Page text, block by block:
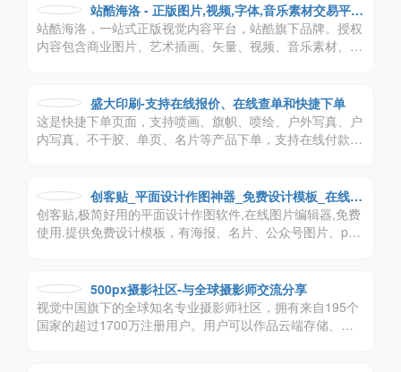
站酷海洛 - 正版图片,视频,字体,音乐素材交易平台
- 站酷旗下品牌
站酷海洛，一站式正版视觉内容平台，站酷旗下品牌。授权
内容包含商业图片、艺术插画、矢量、视频、音乐素材、字
企业级客户提供全方位安全、高效、优质的视觉创意解决方
案。
盛大印刷-支持在线报价、在线查单和快捷下单
这是快捷下单页面，支持喷画、旗帜、喷绘、户外写真、户
内写真、不干胶、单页、名片等产品下单，支持在线付款、
创客贴_平面设计作图神器_免费设计模板_在线搞
定设计印刷
创客贴,极简好用的平面设计作图软件,在线图片编辑器,免费
使用.提供免费设计模板，有海报、名片、公众号图片、pp
500px摄影社区-与全球摄影师交流分享
视觉中国旗下的全球知名专业摄影师社区，拥有来自195个
国家的超过1700万注册用户。用户可以作品云端存储、参